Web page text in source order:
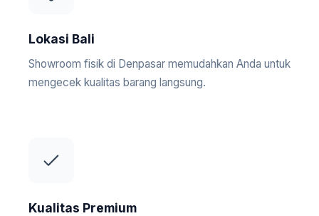
Lokasi Bali
Showroom fisik di Denpasar memudahkan Anda untuk
mengecek kualitas barang langsung.
Kualitas Premium